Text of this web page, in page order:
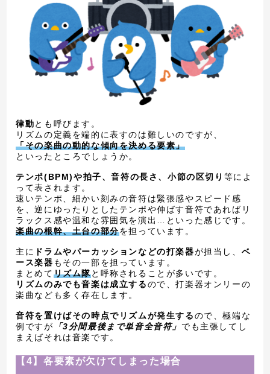
律動とも呼びます。
リズムの定義を端的に表すのは難しいのですが、
「その楽曲の動的な傾向を決める要素」
といったところでしょうか。
テンポ(BPM)や拍子、音符の長さ、小節の区切り 等によ
って表されます。
速いテンポ、細かい刻みの音符は緊張感やスピード感
を、逆にゆったりとしたテンポや伸ばす音符であればリ
ラックス感や温和な雰囲気を演出…といった感じです。
楽曲の根幹、土台の部分を担っています。
主に ドラムやパーカッションなどの打楽器が担当し、 ベ
ース楽器 もその一部を担っています。
まとめてリズム隊と呼称されることが多いです。
リズムのみでも音楽は成立するので、打楽器オンリーの
楽曲なども多く存在します。
音符を置けばその時点でリズムが発生するので、極端な
例ですが
「3分間最後まで単音全音符」 でも主張してし
まえばそれは音楽です。
【4】各要素が欠けてしまった場合